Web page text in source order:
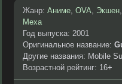
Жанр: Аниме, OVA, Экшен,
Меха
Год выпуска: 2001
Оригинальное название:
Другие названия: Mobile
Возрастной рейтинг: 16+